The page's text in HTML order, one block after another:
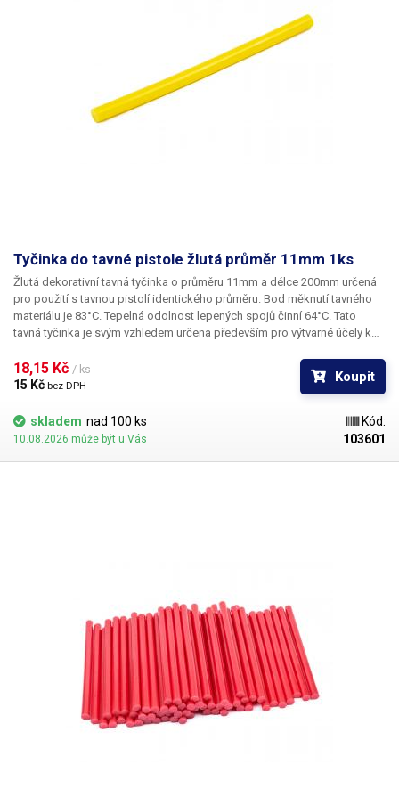
Tyčinka do tavné pistole žlutá průměr 11mm 1ks
Žlutá dekorativní tavná tyčinka o průměru 11mm a délce 200mm určená
pro použití s tavnou pistolí identického průměru. Bod měknutí tavného
materiálu je 83°C. Tepelná odolnost lepených spojů činní 64°C. Tato
tavná tyčinka je svým vzhledem určena především pro výtvarné účely k
výbornou přilnavostí k všem běžným povrchům a materiálům jako je
například dřevo, plast, karton, plasty, keramika, korek, textil a mnoho
18,15 Kč / ks
15 Kč bez DPH
Koupit
skladem nad 100 ks
10.08.2026 může být u Vás
Kód:
103601